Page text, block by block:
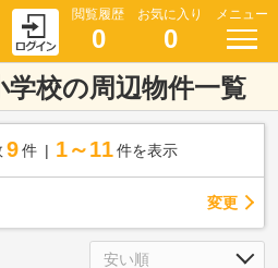
閲覧履歴
0
お気に入り
0
メニュー
学校の周辺物件一覧
9 件 1～11 件を表示
変更